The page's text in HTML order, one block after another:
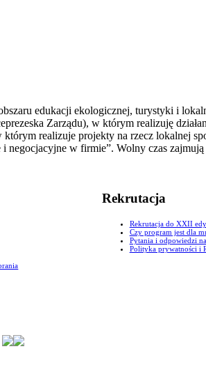
edukacji ekologicznej, turystyki i
Zarządu), w którym realizuję
realizuje projekty na rzecz lokalnej
w firmie”. Wolny czas
Rekrutacja
Rekrutacja do XXII
Czy program jest dla
Pytania i odpowiedzi
Polityka prywatności i